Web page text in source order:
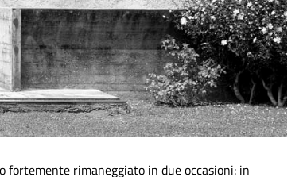
fortemente rimaneggiato in due occasioni: in